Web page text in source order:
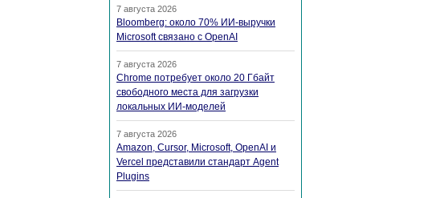
7 августа 2026
Bloomberg: около 70% ИИ-выручки
Microsoft связано с OpenAI
7 августа 2026
Chrome потребует около 20 Гбайт
свободного места для загрузки
локальных ИИ-моделей
7 августа 2026
Amazon, Cursor, Microsoft, OpenAI и
Vercel представили стандарт Agent
Plugins